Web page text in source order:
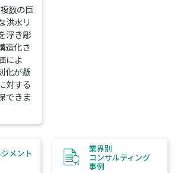
数の巨
洪水リ
浮き彫
造化さ
によ
化が懸
対する
できま
メント 業界別
コンサルティング
事例